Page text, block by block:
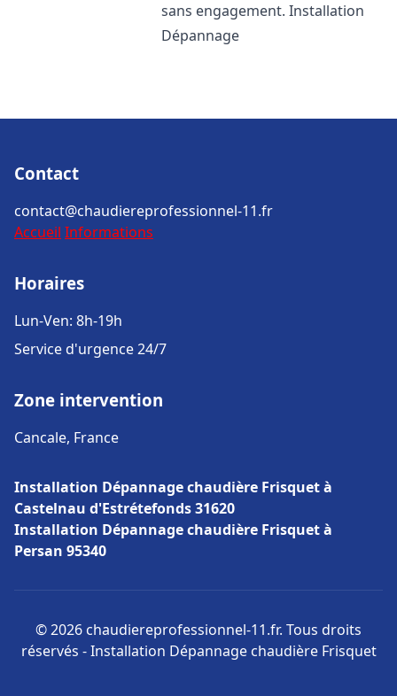
sans engagement. Installation
Dépannage
Contact
contact@chaudiereprofessionnel-11.fr
Accueil Informations
Horaires
Lun-Ven: 8h-19h
Service d'urgence 24/7
Zone intervention
Cancale, France
Installation Dépannage chaudière Frisquet à
Castelnau d'Estrétefonds 31620
Installation Dépannage chaudière Frisquet à
Persan 95340
© 2026 chaudiereprofessionnel-11.fr. Tous droits
réservés - Installation Dépannage chaudière Frisquet